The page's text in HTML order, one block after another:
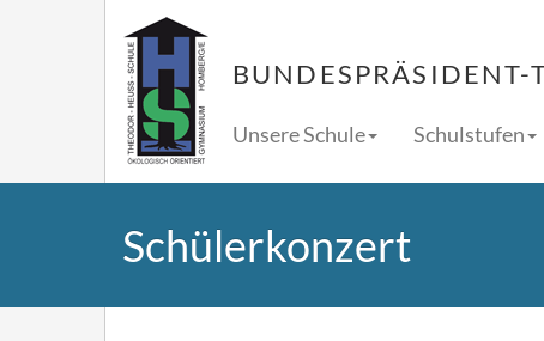
Unsere Schule Schulstufen
Schülerkonzert